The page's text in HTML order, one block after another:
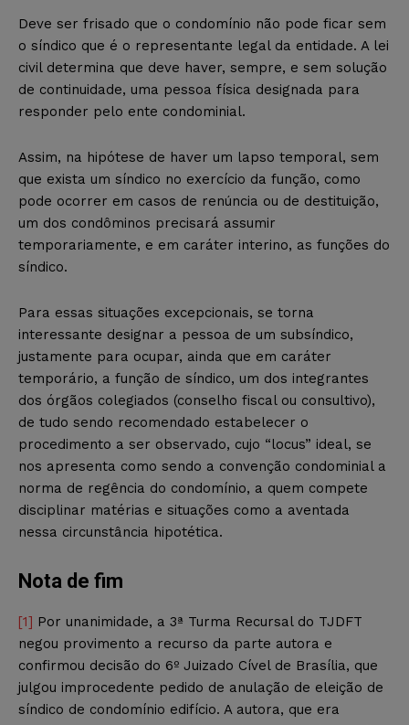
Deve ser frisado que o condomínio não pode ficar sem
o síndico que é o representante legal da entidade. A lei
civil determina que deve haver, sempre, e sem solução
de continuidade, uma pessoa física designada para
responder pelo ente condominial.
Assim, na hipótese de haver um lapso temporal, sem
que exista um síndico no exercício da função, como
pode ocorrer em casos de renúncia ou de destituição,
um dos condôminos precisará assumir
temporariamente, e em caráter interino, as funções do
síndico.
Para essas situações excepcionais, se torna
interessante designar a pessoa de um subsíndico,
justamente para ocupar, ainda que em caráter
temporário, a função de síndico, um dos integrantes
dos órgãos colegiados (conselho fiscal ou consultivo),
de tudo sendo recomendado estabelecer o
procedimento a ser observado, cujo “locus” ideal, se
nos apresenta como sendo a convenção condominial a
norma de regência do condomínio, a quem compete
disciplinar matérias e situações como a aventada
nessa circunstância hipotética.
Nota de fim
[1] Por unanimidade, a 3ª Turma Recursal do TJDFT
negou provimento a recurso da parte autora e
confirmou decisão do 6º Juizado Cível de Brasília, que
julgou improcedente pedido de anulação de eleição de
síndico de condomínio edifício. A autora, que era